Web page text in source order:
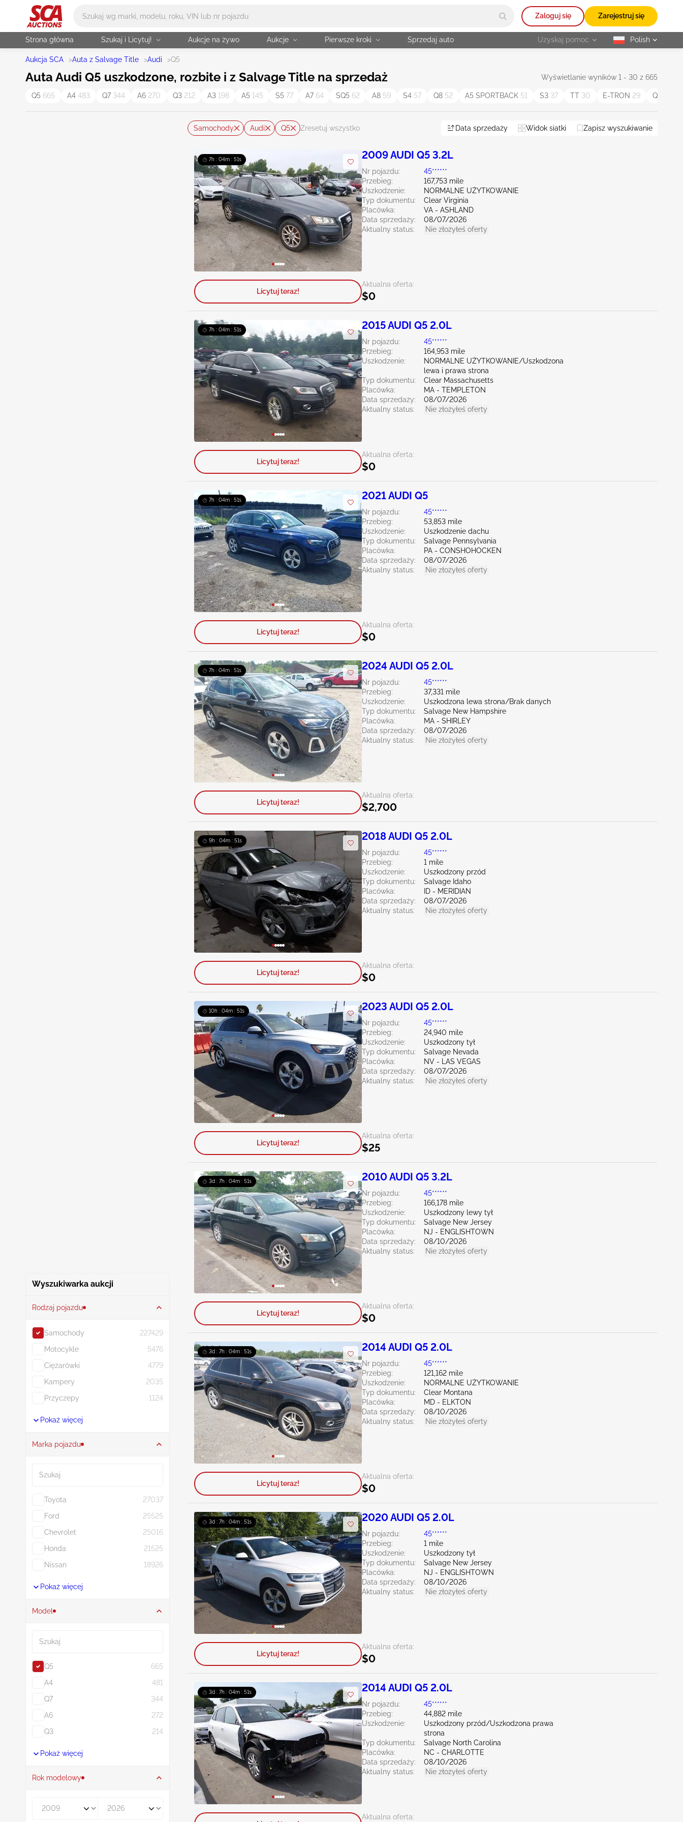
Zaloguj się Zarejestruj się
Strona główna Szukaj i Licytuj! Aukcje na żywo Aukcje Pierwsze kroki Sprzedaj auto Uzyskaj pomoc selected
Polish
Aukcja SCA >Auta z Salvage Title >Audi >Q5
Auta Audi Q5 uszkodzone, rozbite i z Salvage Title na sprzedaż Wyświetlanie wyników 1 - 30 z 665
Q5 665 A4 483 Q7 344 A6 270 Q3 212 A3 198 A5 145 S5 77 A7 64 SQ5 62 A8 59 S4 57 Q8 52 A5 SPORTBACK 51 S3 37 TT 30 E-TRON 29 Q4
Wyszukiwarka aukcji
Rodzaj pojazdu
Samochody
227429
Motocykle
5476
Ciężarówki
4779
Kampery
2035
Przyczepy
1124
Pokaż więcej
Marka pojazdu
Toyota
27037
Ford
25525
Chevrolet
25016
Honda
21525
Nissan
18926
Pokaż więcej
Model
Q5
665
A4
481
Q7
344
A6
272
Q3
214
Pokaż więcej
Rok modelowy
Samochody Audi Q5 Zresetuj wszystko Data sprzedaży Widok siatki Zapisz wyszukiwanie
7h : 04m : 50s 2009 AUDI Q5 3.2L
Nr pojazdu:
45******
Przebieg:
167,753 mile
Uszkodzenie:
NORMALNE UŻYTKOWANIE
Typ dokumentu:
Clear Virginia
Placówka:
VA - ASHLAND
Data sprzedaży:
08/07/2026
Aktualny status:
Nie złożyłeś oferty
Aktualna oferta:
$0
Licytuj teraz!
7h : 04m : 50s 2015 AUDI Q5 2.0L
Nr pojazdu:
45******
Przebieg:
164,953 mile
Uszkodzenie:
NORMALNE UŻYTKOWANIE/Uszkodzona
lewa i prawa strona
Typ dokumentu:
Clear Massachusetts
Placówka:
MA - TEMPLETON
Data sprzedaży:
08/07/2026
Aktualny status:
Nie złożyłeś oferty
Aktualna oferta:
$0
Licytuj teraz!
7h : 04m : 50s 2021 AUDI Q5
Nr pojazdu:
45******
Przebieg:
53,853 mile
Uszkodzenie:
Uszkodzenie dachu
Typ dokumentu:
Salvage Pennsylvania
Placówka:
PA - CONSHOHOCKEN
Data sprzedaży:
08/07/2026
Aktualny status:
Nie złożyłeś oferty
Aktualna oferta:
$0
Licytuj teraz!
7h : 04m : 50s 2024 AUDI Q5 2.0L
Nr pojazdu:
45******
Przebieg:
37,331 mile
Uszkodzenie:
Uszkodzona lewa strona/Brak danych
Typ dokumentu:
Salvage New Hampshire
Placówka:
MA - SHIRLEY
Data sprzedaży:
08/07/2026
Aktualny status:
Nie złożyłeś oferty
Aktualna oferta:
$2,700
Licytuj teraz!
9h : 04m : 50s 2018 AUDI Q5 2.0L
Nr pojazdu:
45******
Przebieg:
1 mile
Uszkodzenie:
Uszkodzony przód
Typ dokumentu:
Salvage Idaho
Placówka:
ID - MERIDIAN
Data sprzedaży:
08/07/2026
Aktualny status:
Nie złożyłeś oferty
Aktualna oferta:
$0
Licytuj teraz!
10h : 04m : 50s 2023 AUDI Q5 2.0L
Nr pojazdu:
45******
Przebieg:
24,940 mile
Uszkodzenie:
Uszkodzony tył
Typ dokumentu:
Salvage Nevada
Placówka:
NV - LAS VEGAS
Data sprzedaży:
08/07/2026
Aktualny status:
Nie złożyłeś oferty
Aktualna oferta:
$25
Licytuj teraz!
3d : 7h : 04m : 50s 2010 AUDI Q5 3.2L
Nr pojazdu:
45******
Przebieg:
166,178 mile
Uszkodzenie:
Uszkodzony lewy tył
Typ dokumentu:
Salvage New Jersey
Placówka:
NJ - ENGLISHTOWN
Data sprzedaży:
08/10/2026
Aktualny status:
Nie złożyłeś oferty
Aktualna oferta:
$0
Licytuj teraz!
3d : 7h : 04m : 50s 2014 AUDI Q5 2.0L
Nr pojazdu:
45******
Przebieg:
121,162 mile
Uszkodzenie:
NORMALNE UŻYTKOWANIE
Typ dokumentu:
Clear Montana
Placówka:
MD - ELKTON
Data sprzedaży:
08/10/2026
Aktualny status:
Nie złożyłeś oferty
Aktualna oferta:
$0
Licytuj teraz!
3d : 7h : 04m : 50s 2020 AUDI Q5 2.0L
Nr pojazdu:
45******
Przebieg:
1 mile
Uszkodzenie:
Uszkodzony tył
Typ dokumentu:
Salvage New Jersey
Placówka:
NJ - ENGLISHTOWN
Data sprzedaży:
08/10/2026
Aktualny status:
Nie złożyłeś oferty
Aktualna oferta:
$0
Licytuj teraz!
3d : 7h : 04m : 50s 2014 AUDI Q5 2.0L
Nr pojazdu:
45******
Przebieg:
44,882 mile
Uszkodzenie:
Uszkodzony przód/Uszkodzona prawa
strona
Typ dokumentu:
Salvage North Carolina
Placówka:
NC - CHARLOTTE
Data sprzedaży:
08/10/2026
Aktualny status:
Nie złożyłeś oferty
Aktualna oferta: